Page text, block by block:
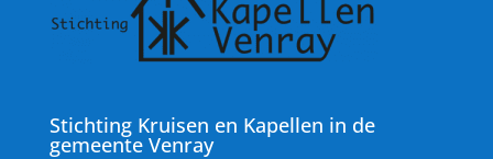
Stichting Kruisen en Kapellen in de
gemeente Venray